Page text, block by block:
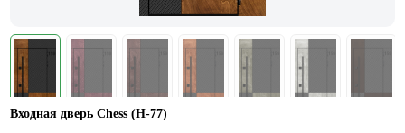
Входная дверь Chess (Н-77)